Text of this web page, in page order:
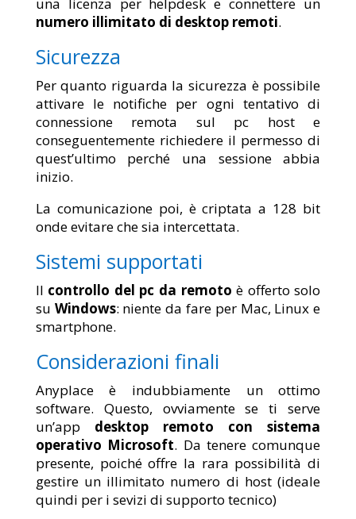
una licenza per helpdesk e connettere un
numero illimitato di desktop remoti.
Sicurezza
Per quanto riguarda la sicurezza è possibile
attivare le notifiche per ogni tentativo di
connessione remota sul pc host e
conseguentemente richiedere il permesso di
quest’ultimo perché una sessione abbia
inizio.
La comunicazione poi, è criptata a 128 bit
onde evitare che sia intercettata.
Sistemi supportati
Il controllo del pc da remotoè offerto solo
su Windows: niente da fare per Mac, Linux e
smartphone.
Considerazioni finali
Anyplace è indubbiamente un ottimo
software. Questo, ovviamente se ti serve
un’app desktop remoto con sistema
operativo Microsoft. Da tenere comunque
presente, poiché offre la rara possibilità di
gestire un illimitato numero di host (ideale
quindi per i sevizi di supporto tecnico)